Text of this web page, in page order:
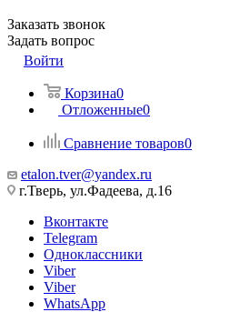
Заказать звонок
Задать вопрос
Войти
Корзина0
Отложенные0
Сравнение товаров0
etalon.tver@yandex.ru
г.Тверь, ул.Фадеева, д.16
Вконтакте
Telegram
Одноклассники
Viber
Viber
WhatsApp